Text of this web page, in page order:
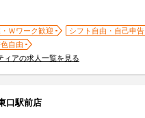
Ｗワーク歓迎
シフト自由・自己申告
自由
ィアの求人一覧を見る
口駅前店